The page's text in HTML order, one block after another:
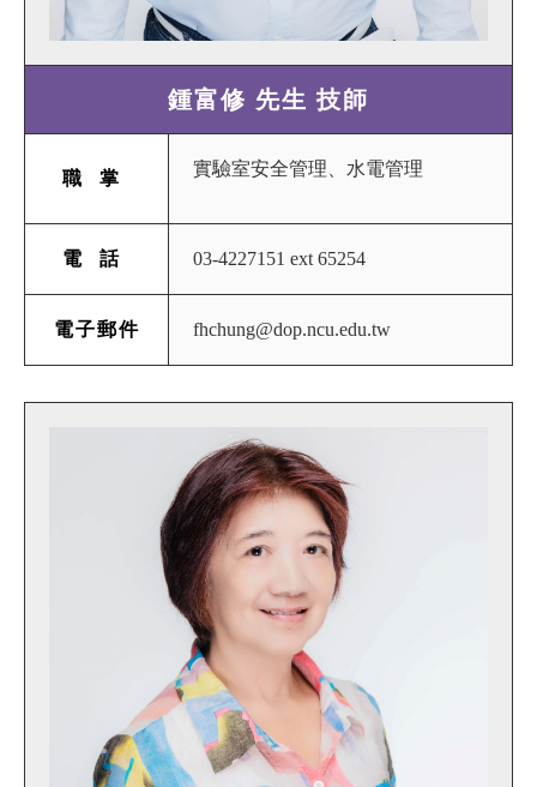
鍾富修 先生 技師
職掌 實驗室安全管理、 水電管理
電話 03-4227151 ext 65254
電子郵件 fhchung@dop.ncu.edu.tw